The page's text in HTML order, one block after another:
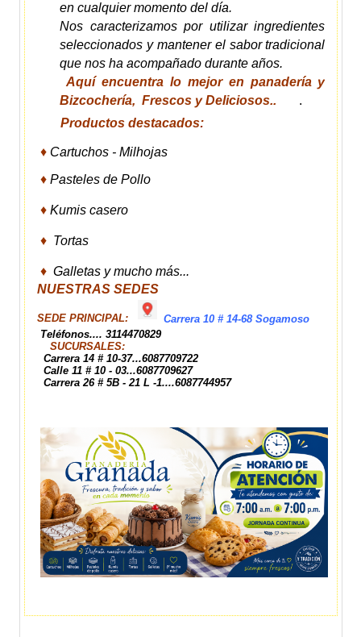
en cualquier momento del día.
Nos caracterizamos por utilizar ingredientes
seleccionados y mantener el sabor tradicional
que nos ha acompañado durante años.
Aquí encuentra lo mejor en panadería y
Bizcochería, Frescos y Deliciosos..
.
Productos destacados:
♦ Cartuchos - Milhojas
♦ Pasteles de Pollo
♦ Kumis casero
♦ Tortas
♦ Galletas y mucho más...
NUESTRAS SEDES
SEDE PRINCIPAL:
Carrera 10 # 14-68 Sogamoso
Teléfonos.... 3114470829
SUCURSALES:
Carrera 14 # 10-37...6087709722
Calle 11 # 10 - 03...6087709627
Carrera 26 # 5B - 21 L -1....6087744957